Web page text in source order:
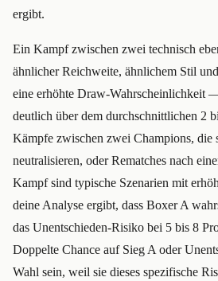
ergibt.
Ein Kampf zwischen zwei technisch
ähnlicher Reichweite, ähnlichem Stil
eine erhöhte Draw-Wahrscheinlichkeit
deutlich über dem durchschnittlichen 2
Kämpfe zwischen zwei Champions, die
neutralisieren, oder Rematches nach
Kampf sind typische Szenarien mit
deine Analyse ergibt, dass Boxer A
das Unentschieden-Risiko bei 5 bis 8
Doppelte Chance auf Sieg A oder
Wahl sein, weil sie dieses spezifische